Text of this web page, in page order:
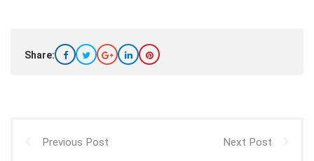
Share:
Previous Post Next Post